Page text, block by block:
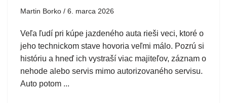
Martin Borko 6. marca 2026
Veľa ľudí pri kúpe jazdeného auta rieši veci, ktoré o
jeho technickom stave hovoria veľmi málo. Pozrú si
históriu a hneď ich vystraší viac majiteľov, záznam o
nehode alebo servis mimo autorizovaného servisu.
Auto potom ...